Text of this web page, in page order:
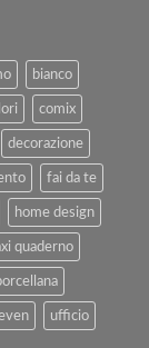
bianco
comix
decorazione
fai da te
home design
quaderno
ufficio